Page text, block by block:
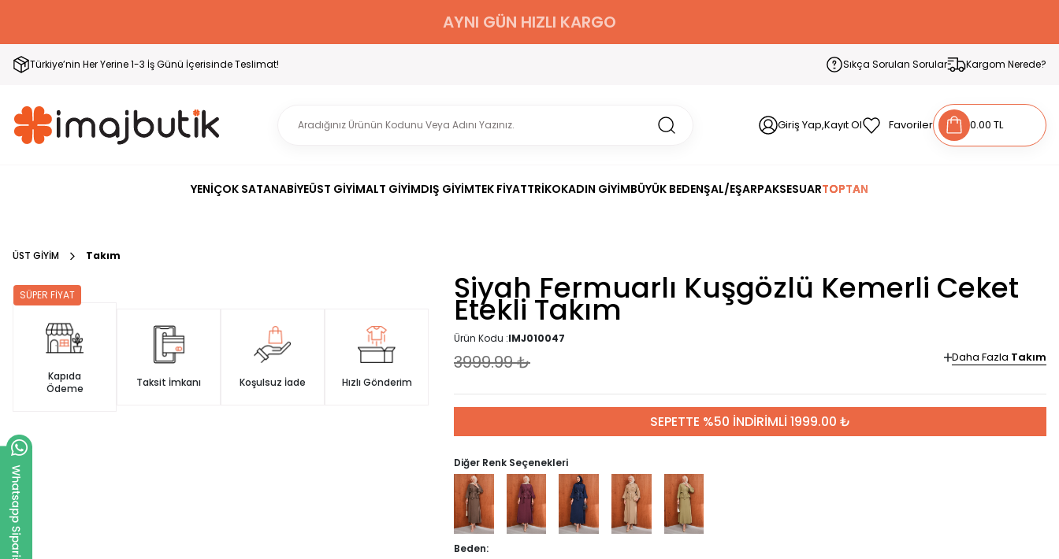
AYNI GÜN HIZLI KARGO
Türkiye’nin Her Yerine 1-3 İş Günü İçerisinde Teslimat! Sıkça Sorulan Sorular Kargom Nerede?
Giriş Yap,Kayıt Ol Favoriler 0.00 TL
YENİÇOK SATANABİYEÜST GİYİMALT GİYİMDIŞ GİYİMTEK FİYATTRİKOKADIN GİYİMBÜYÜK BEDENŞAL/EŞARPAKSESUARTOPTAN
ÜST GİYİM Takım
SÜPER FİYAT
Kapıda
Ödeme
Taksit İmkanı Koşulsuz İade Hızlı Gönderim
Siyah Fermuarlı Kuşgözlü Kemerli Ceket
Etekli Takım
Ürün Kodu :IMJ010047
3999.99₺ Daha Fazla Takım
SEPETTE %50 İNDİRİMLİ 1999.00 ₺
Diğer Renk Seçenekleri
Beden: